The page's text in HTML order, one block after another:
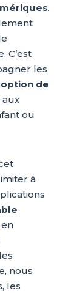
.
C’est
les
de
aux
ou
à
nous
les